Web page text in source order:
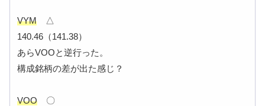
VYM △
140.46（141.38）
あらVOOと逆行った。
構成銘柄の差が出た感じ？
VOO 〇